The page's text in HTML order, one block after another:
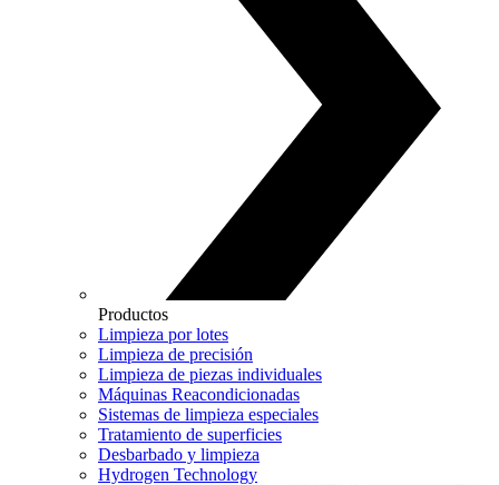
Productos
Limpieza por lotes
Limpieza de precisión
Limpieza de piezas individuales
Máquinas Reacondicionadas
Sistemas de limpieza especiales
Tratamiento de superficies
Desbarbado y limpieza
Hydrogen Technology